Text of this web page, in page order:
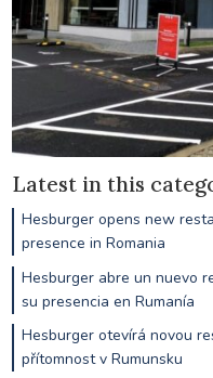
Latest in this
Hesburger opens new
presence in Romania
Hesburger abre un nuevo
su presencia en Rumanía
Hesburger otevírá novou
přítomnost v Rumunsku